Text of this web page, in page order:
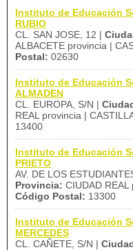
Instituto de Educación
RUBIO
CL. SAN JOSE, 12 |
ALBACETE provincia |
Postal: 02630
Instituto de Educación
ALMADEN
CL. EUROPA, S/N |
REAL provincia |
13400
Instituto de Educación
PRIETO
AV. DE LOS
Provincia: CIUDAD REAL
Código Postal: 13300
Instituto de Educación
MERCEDES
CL. CAÑETE, S/N |